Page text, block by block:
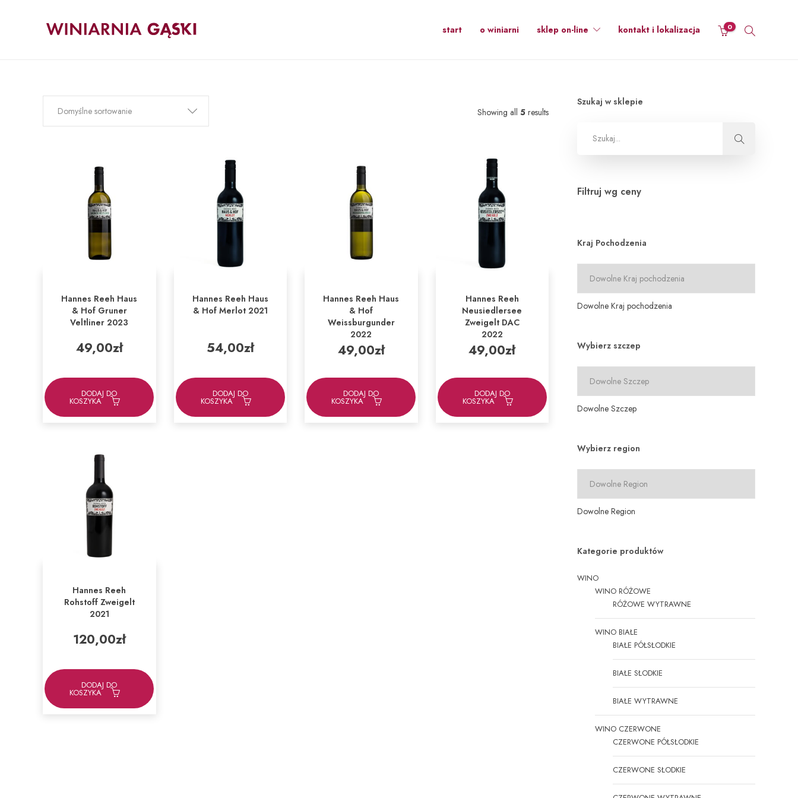
start o winiarni sklep on-line kontakt i lokalizacja 0
Showing all 5 results
Domyślne sortowanie
Hannes Reeh Haus
& Hof Gruner
Veltliner 2023
49,00zł
DODAJ DO
KOSZYKA
Hannes Reeh Haus
& Hof Merlot 2021
54,00zł
DODAJ DO
KOSZYKA
Hannes Reeh Haus
& Hof
Weissburgunder
2022
49,00zł
DODAJ DO
KOSZYKA
Hannes Reeh
Neusiedlersee
Zweigelt DAC
2022
49,00zł
DODAJ DO
KOSZYKA
Hannes Reeh
Rohstoff Zweigelt
2021
120,00zł
DODAJ DO
KOSZYKA
Szukaj w sklepie
Filtruj wg ceny
Kraj Pochodzenia
Dowolne Kraj pochodzenia
Wybierz szczep
Dowolne Szczep
Wybierz region
Dowolne Region
Kategorie produktów
WINO
WINO RÓŻOWE
RÓŻOWE WYTRAWNE
WINO BIAŁE
BIAŁE PÓŁSŁODKIE
BIAŁE SŁODKIE
BIAŁE WYTRAWNE
WINO CZERWONE
CZERWONE PÓŁSŁODKIE
CZERWONE SŁODKIE